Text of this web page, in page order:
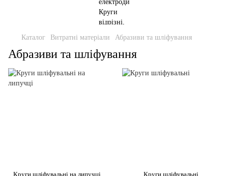
Каталог Витратні матеріали Абразиви та шліфування
Абразиви та шліфування
Круги шліфувальні на липучці Круги шліфувальні